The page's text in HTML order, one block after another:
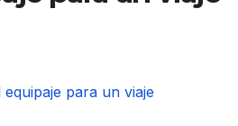
para un viaje